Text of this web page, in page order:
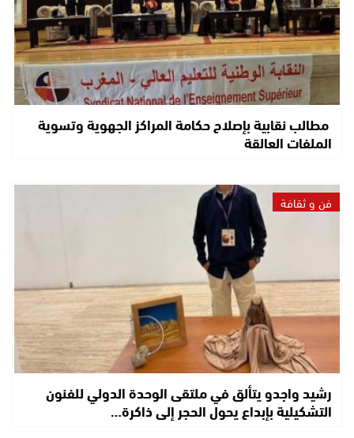
مطالب نقابية بإصلاح حكامة المراكز الجهوية وتسوية
الملفات العالقة
فن و ثقافة
رشيد واجدو يتألق في ملتقى الوحدة الدولي للفنون
التشكيلية بإبداع يحول الحجر إلى ذاكرة…